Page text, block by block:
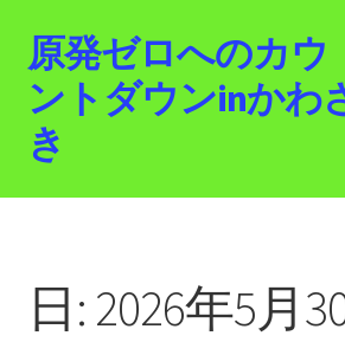
ナ
ビ
ゲ
ー
シ
キ
ッ
コ
ン
テ
ン
ツ
プ
原発ゼロへのカウ
ントダウンinかわ
き
ホーム
活動紹介
日: 2026年5月